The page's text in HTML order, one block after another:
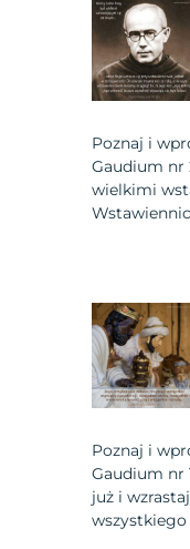
Poznaj i
Gaudium nr
wielkimi
Poznaj i
Gaudium nr
już i